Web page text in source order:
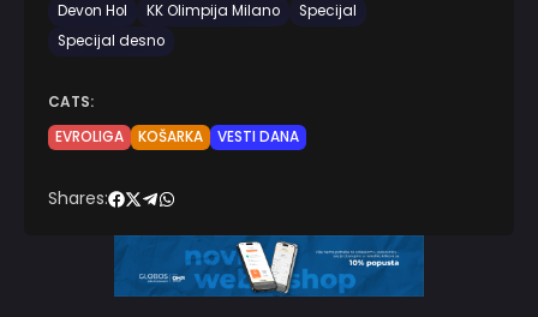
Devon Hol
KK Olimpija Milano
Specijal
Specijal desno
CATS:
EVROLIGA
KOŠARKA VESTI DANA
Shares: